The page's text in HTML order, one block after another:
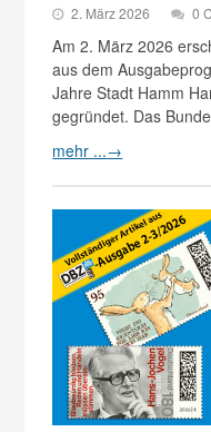
2. März 2026 0
Am 2. März 2026
aus dem
Jahre Stadt Hamm
gegründet. Das
mehr ...→